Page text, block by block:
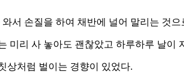
서 손질을 하여 채반에 널어 말리는 것
미리 사 놓아도 괜찮았고 하루하루 날
상처럼 벌이는 경향이 있었다.